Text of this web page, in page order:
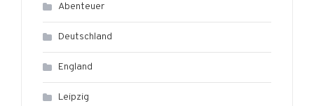
Abenteuer
Deutschland
England
Leipzig